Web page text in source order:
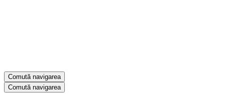
Comută navigarea
Comută navigarea